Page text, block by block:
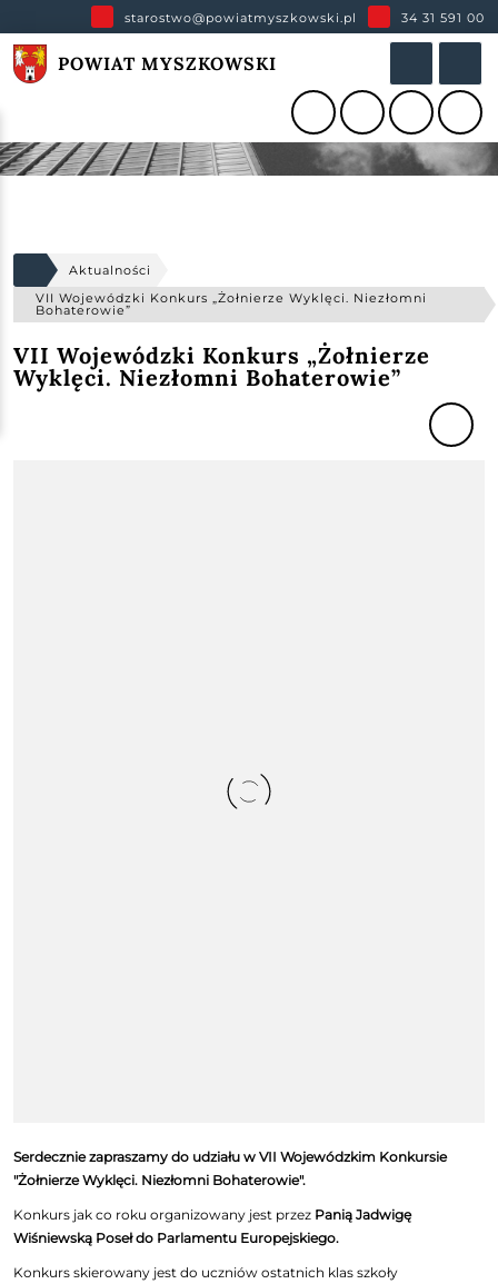
starostwo@powiatmyszkowski.pl 34 31 591 00
POWIAT MYSZKOWSKI
Aktualności
VII Wojewódzki Konkurs „Żołnierze Wyklęci. Niezłomni
Bohaterowie”
VII Wojewódzki Konkurs „Żołnierze
Wyklęci. Niezłomni Bohaterowie”
Serdecznie zapraszamy do udziału w VII Wojewódzkim Konkursie
"Żołnierze Wyklęci. Niezłomni Bohaterowie".
Konkurs jak co roku organizowany jest przez Panią Jadwigę
Wiśniewską Poseł do Parlamentu Europejskiego.
Konkurs skierowany jest do uczniów ostatnich klas szkoły